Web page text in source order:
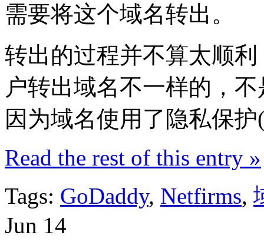
需要将这个域名转出。
转出的过程并不算太顺
户转出域名不一样的，
因为域名使用了隐私保
Read the rest of this entry »
Tags: GoDaddy, Netfirms,
Jun 14